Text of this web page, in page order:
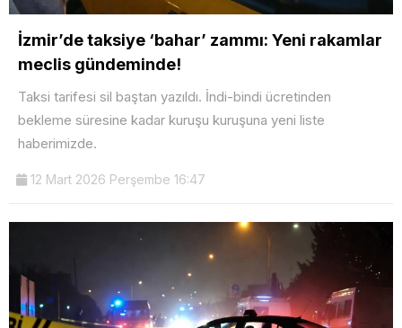
İzmir’de taksiye ‘bahar’ zammı: Yeni rakamlar
meclis gündeminde!
Taksi tarifesi sil baştan yazıldı. İndi-bindi ücretinden
bekleme süresine kadar kuruşu kuruşuna yeni liste
haberimizde.
12 Mart 2026 Perşembe 16:47